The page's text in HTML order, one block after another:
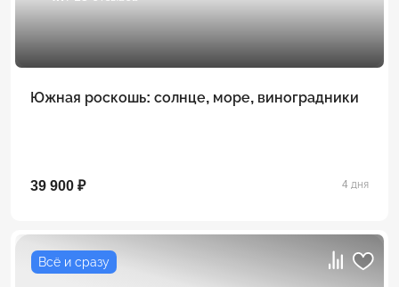
Южная роскошь: солнце, море, виноградники
39 900 ₽ 4 дня
Всё и сразу